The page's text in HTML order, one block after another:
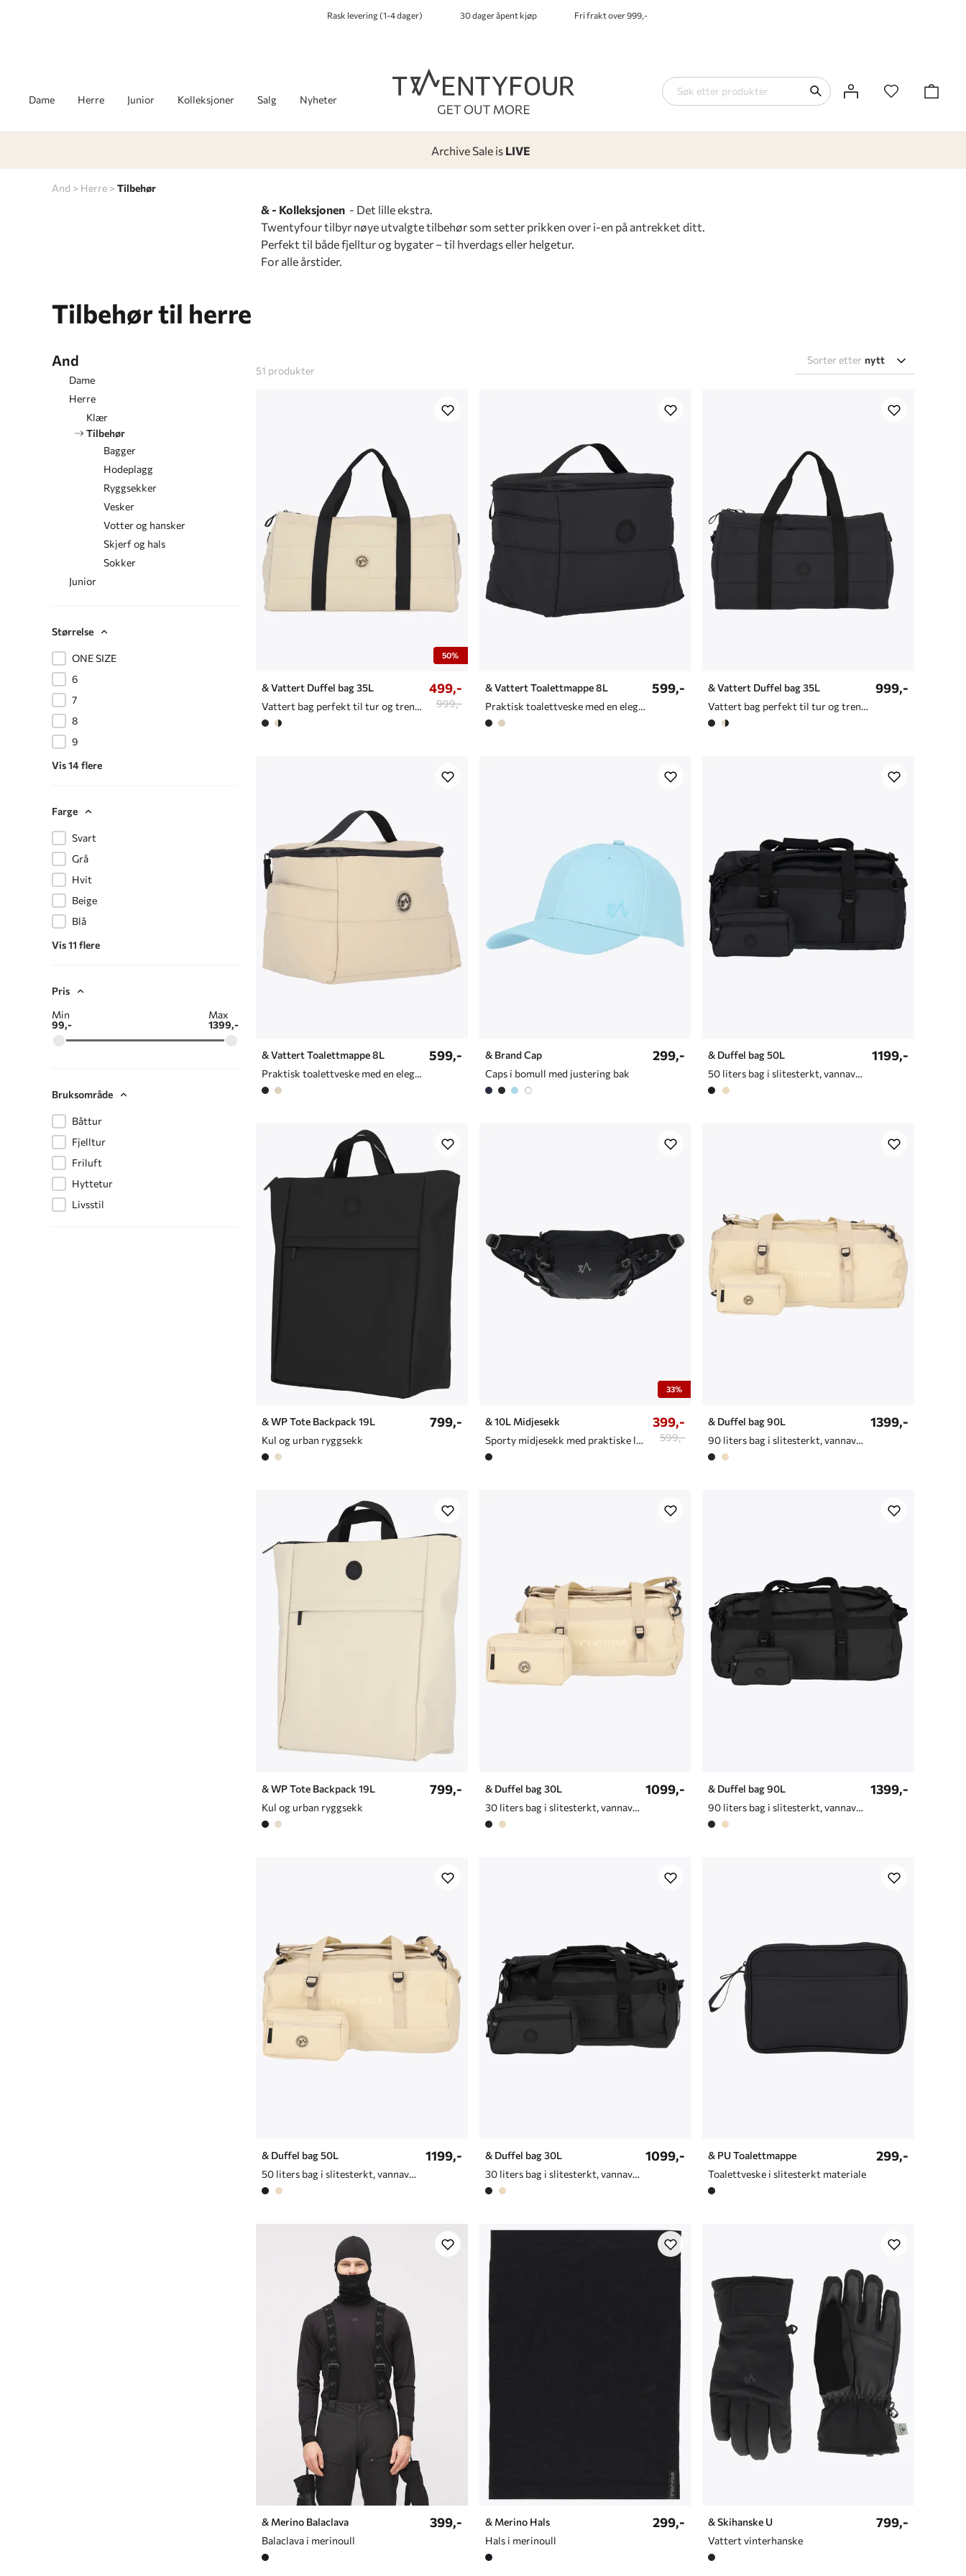
Rask levering (1-4 dager) 30 dager åpent kjøp Fri frakt over 999,-
Dame Herre Junior Kolleksjoner Salg Nyheter
And Herre Tilbehør
& - Kolleksjonen - Det lille ekstra.
Twentyfour tilbyr nøye utvalgte tilbehør som setter prikken over i-en på antrekket ditt.
Perfekt til både fjelltur og bygater – til hverdags eller helgetur.
For alle årstider.
Tilbehør til herre
And
Dame
Herre
Klær
Tilbehør
Bagger
Hodeplagg
Ryggsekker
Vesker
Votter og hansker
Skjerf og hals
Sokker
Junior
Størrelse
ONE SIZE
6
7
8
9
Vis 14 flere
Farge
Svart
Grå
Hvit
Beige
Blå
Vis 11 flere
Pris
Min
99,-
Max
1399,-
Bruksområde
Båttur
Fjelltur
Friluft
Hyttetur
Livsstil
51 produkter
Sorter etter nytt
50%
& Vattert Duffel bag 35L
Vattert bag perfekt til tur og trening
499,-
999,-
& Vattert Toalettmappe 8L
Praktisk toalettveske med en elegant og vattert finish
599,-
& Vattert Duffel bag 35L
Vattert bag perfekt til tur og trening
999,-
& Vattert Toalettmappe 8L
Praktisk toalettveske med en elegant og vattert finish
599,-
& Brand Cap
Caps i bomull med justering bak
299,-
& Duffel bag 50L
50 liters bag i slitesterkt, vannavvisende materiale
1199,-
& WP Tote Backpack 19L
Kul og urban ryggsekk
799,-
33%
& 10L Midjesekk
Sporty midjesekk med praktiske lommer
399,-
599,-
& Duffel bag 90L
90 liters bag i slitesterkt, vannavvisende materiale
1399,-
& WP Tote Backpack 19L
Kul og urban ryggsekk
799,-
& Duffel bag 30L
30 liters bag i slitesterkt, vannavvisende materiale
1099,-
& Duffel bag 90L
90 liters bag i slitesterkt, vannavvisende materiale
1399,-
& Duffel bag 50L
50 liters bag i slitesterkt, vannavvisende materiale
1199,-
& Duffel bag 30L
30 liters bag i slitesterkt, vannavvisende materiale
1099,-
& PU Toalettmappe
Toalettveske i slitesterkt materiale
299,-
& Merino Balaclava
Balaclava i merinoull
399,-
& Merino Hals
Hals i merinoull
299,-
& Skihanske U
Vattert vinterhanske
799,-
Archive Sale is LIVE
-
-
-
-